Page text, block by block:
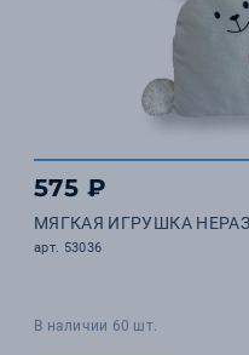
575 ₽
МЯГКАЯ ИГРУШКА
арт. 53036
В наличии 60 шт.